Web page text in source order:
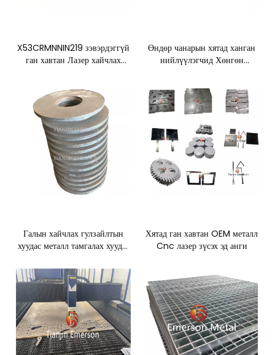
X53CRMNNIN219 зэвэрдэггүй
ган хавтан Лазер хайчлах
Өндөр чанарын хятад ханган
нийлүүлэгчид Хөнгөн
Галын хайчлах гулзайлтын
хуудас металл тамгалах хуудас
Хятад ган хавтан OEM металл
Cnc лазер зүсэх эд анги